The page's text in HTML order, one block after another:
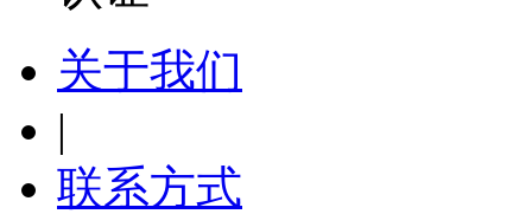
关于我们
|
联系方式